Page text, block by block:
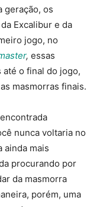
geração, os
Excalibur e da
jogo, no
, essas
o final do jogo,
masmorras finais.
nunca voltaria no
ainda mais
procurando por
da masmorra
porém, uma